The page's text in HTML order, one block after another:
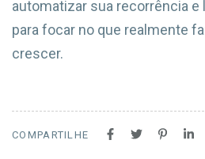
automatizar sua recorrência e
para focar no que realmente
crescer.
COMPARTILHE